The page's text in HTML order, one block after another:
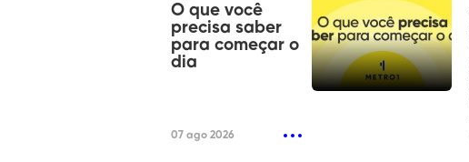
O que você
precisa saber
para começar o
dia
07 ago 2026